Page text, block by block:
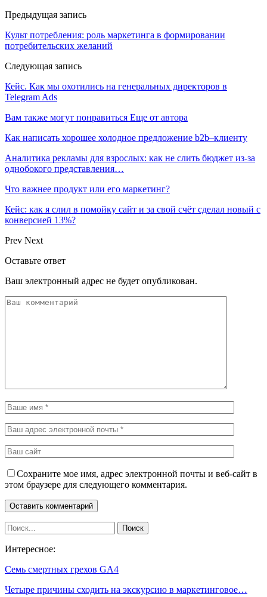
Предыдущая запись
Культ потребления: роль маркетинга в формировании
потребительских желаний
Следующая запись
Кейс. Как мы охотились на генеральных директоров в
Telegram Ads
Вам также могут понравиться Еще от автора
Как написать хорошее холодное предложение b2b–клиенту
Аналитика рекламы для взрослых: как не слить бюджет из-за
однобокого представления…
Что важнее продукт или его маркетинг?
Кейс: как я слил в помойку сайт и за свой счёт сделал новый с
конверсией 13%?
Prev Next
Оставьте ответ
Ваш электронный адрес не будет опубликован.
Сохраните мое имя, адрес электронной почты и веб-сайт в
этом браузере для следующего комментария.
Интересное:
Семь смертных грехов GA4
Четыре причины сходить на экскурсию в маркетинговое…